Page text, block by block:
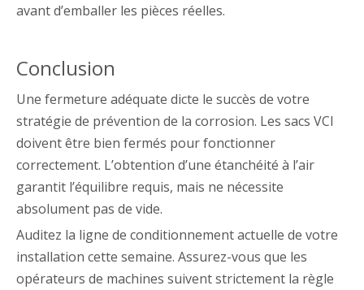
avant d’emballer les pièces réelles.
Conclusion
Une fermeture adéquate dicte le succès de votre
stratégie de prévention de la corrosion. Les sacs VCI
doivent être bien fermés pour fonctionner
correctement. L’obtention d’une étanchéité à l’air
garantit l’équilibre requis, mais ne nécessite
absolument pas de vide.
Auditez la ligne de conditionnement actuelle de votre
installation cette semaine. Assurez-vous que les
opérateurs de machines suivent strictement la règle